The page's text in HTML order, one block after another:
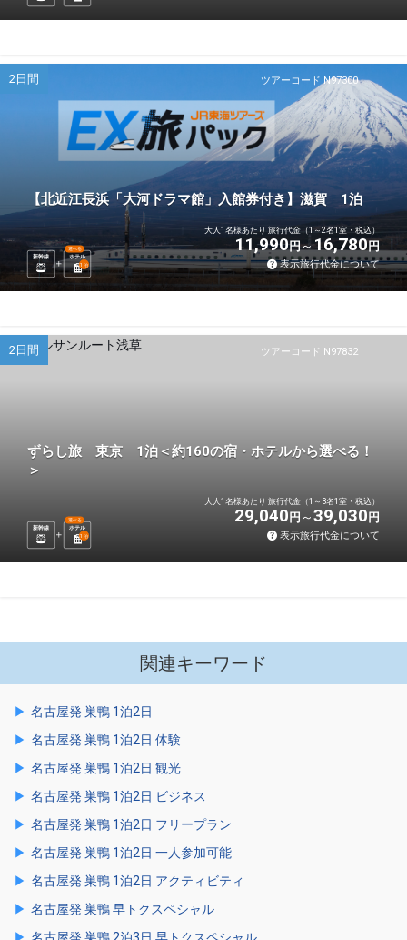
ツアーコード N97300
2日間
【北近江長浜「大河ドラマ館」入館券付き】滋賀 1泊
新幹線 ホテル
選べる
1 泊
大人1名様あたり 旅行代金（1～2名1室・税込）
11,990円 16,780円
表示旅行代金について
ツアーコード N97832
2日間
ずらし旅 東京 1泊＜約160の宿・ホテルから選べる！
＞
新幹線 ホテル
選べる
1 泊
大人1名様あたり 旅行代金（1～3名1室・税込）
29,040 円 39,030 円
表示旅行代金について
関連キーワード
名古屋発 巣鴨 1泊2日
名古屋発 巣鴨 1泊2日 体験
名古屋発 巣鴨 1泊2日 観光
名古屋発 巣鴨 1泊2日 ビジネス
名古屋発 巣鴨 1泊2日 フリープラン
名古屋発 巣鴨 1泊2日 一人参加可能
名古屋発 巣鴨 1泊2日 アクティビティ
名古屋発 巣鴨 早トクスペシャル